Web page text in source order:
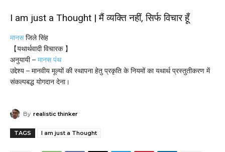
I am just a Thought | मैं व्यक्ति नहीं, सिर्फ विचार हूँ
मानसजिले सिंह
【यथार्थवादी विचारक 】
अनुयायी – मानस पंथ
उद्देश्य – मानवीय मूल्यों की स्थापना हेतु प्रकृति के नियमों का यथार्थ प्रस्तुतीकरण में
संकल्पबद्ध योगदान देना।
By realistic thinker
TAGS I am just a Thought